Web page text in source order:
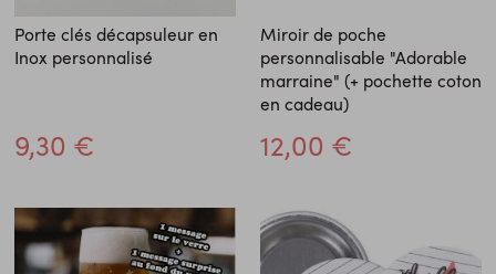
Porte clés décapsuleur en
Inox personnalisé
9,30 €
Miroir de poche
personnalisable "Adorable
marraine" (+ pochette coton
en cadeau)
12,00 €